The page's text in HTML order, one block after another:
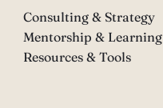
Consulting & Strategy
Mentorship & Learning
Resources & Tools